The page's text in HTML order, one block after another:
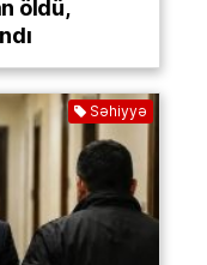
öldü,
Səhiyyə